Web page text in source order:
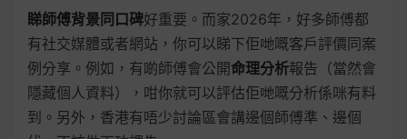
睇師傅背景同口碑好重要。而家2026年，好多師傅都
有社交媒體或者網站，你可以睇下佢哋嘅客戶評價同案
例分享。例如，有啲師傅會公開命理分析報告（當然會
隱藏個人資料），咁你就可以評估佢哋嘅分析係咪有料
到。另外，香港有唔少討論區會講邊個師傅準、邊個